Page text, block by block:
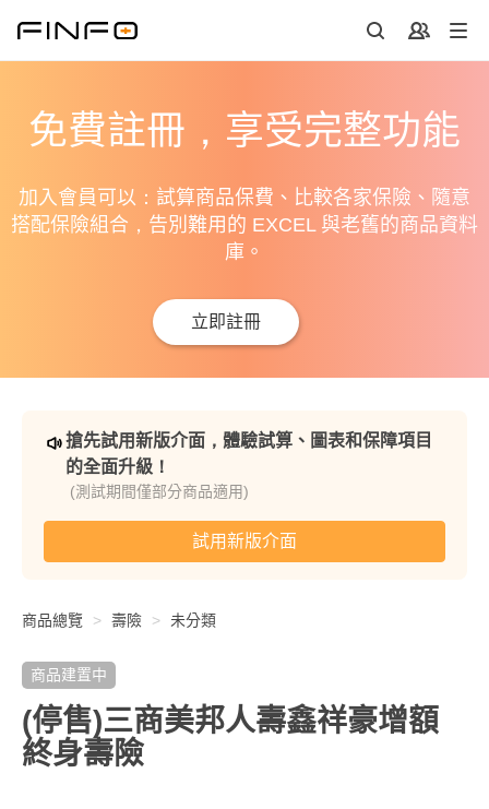
免費註冊，享受完整功能
加入會員可以：試算商品保費、比較各家保險、隨意
搭配保險組合，告別難用的 EXCEL 與老舊的商品資料
庫。
立即註冊
搶先試用新版介面，體驗試算、圖表和保障項目
的全面升級！
(測試期間僅部分商品適用)
試用新版介面
商品總覽 壽險 未分類
商品建置中
(停售)三商美邦人壽鑫祥豪增額
終身壽險